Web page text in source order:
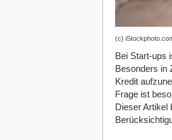
(c)
Bei Start-ups
Besonders in
Kredit
Frage ist
Dieser Artikel